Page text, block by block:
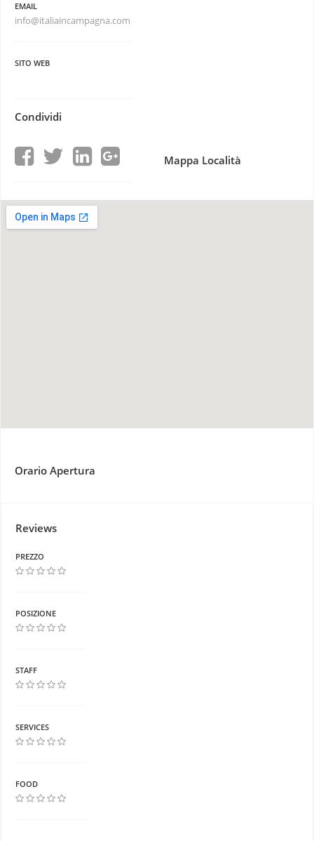
EMAIL
info@italiaincampagna.com
SITO WEB
Condividi
Mappa Località
Orario Apertura
Reviews
PREZZO
POSIZIONE
STAFF
SERVICES
FOOD